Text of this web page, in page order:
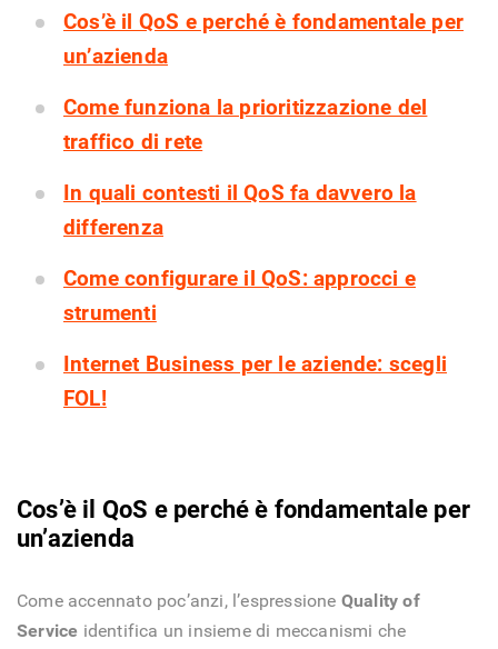
Cos’è il QoS e perché è fondamentale per
un’azienda
Come funziona la prioritizzazione del
traffico di rete
In quali contesti il QoS fa davvero la
differenza
Come configurare il QoS: approcci e
strumenti
Internet Business per le aziende: scegli
FOL!
Cos’è il QoS e perché è fondamentale per
un’azienda
Come accennato poc’anzi, l’espressione Quality of
Service identifica un insieme di meccanismi che